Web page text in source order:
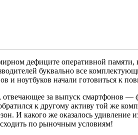
дефиците оперативной
буквально все
и ноутбуков начали готовиться к
за выпуск смартфонов —
к другому активу той же
И какого же оказалось
по рыночным условиям!